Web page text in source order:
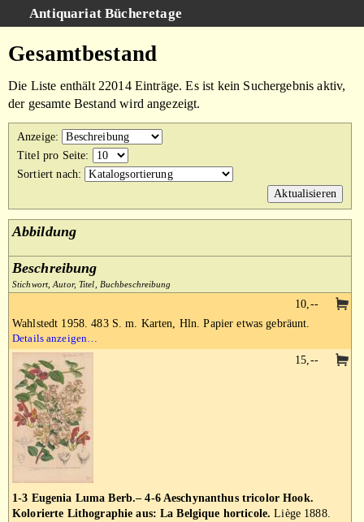
Antiquariat Bücheretage
Gesamtbestand
Warenkorb
AGB
Gesamtbestand
Die Liste enthält 22014 Einträge. Es ist kein Suchergebnis aktiv,
der gesamte Bestand wird angezeigt.
Anzeige:
Titel pro Seite:
Sortiert nach:
Abbildung
Beschreibung
Stichwort, Autor, Titel, Buchbeschreibung
Wahlstedt 1958. 483 S. m. Karten, Hln. Papier etwas gebräunt.
Details anzeigen…
10,--
1-3 Eugenia Luma Berb.– 4-6 Aeschynanthus tricolor Hook.
Kolorierte Lithographie aus: La Belgique horticole. Liège 1888.
15,--